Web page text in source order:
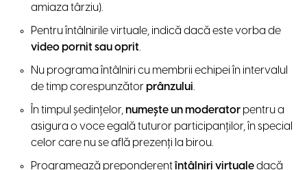
amiaza târziu).
Pentru întâlnirile virtuale, indică dacă este vorba de
video pornit sau oprit.
Nu programa întâlniri cu membrii echipei în intervalul
de timpcorespunzătorprânzului.
În timpul şedinţelor,numeşte un moderator pentru a
asigura o voce egală tuturor participanților, în special
celor care nu se află prezenţi la birou.
Programează preponderentîntâlniri virtualedacă